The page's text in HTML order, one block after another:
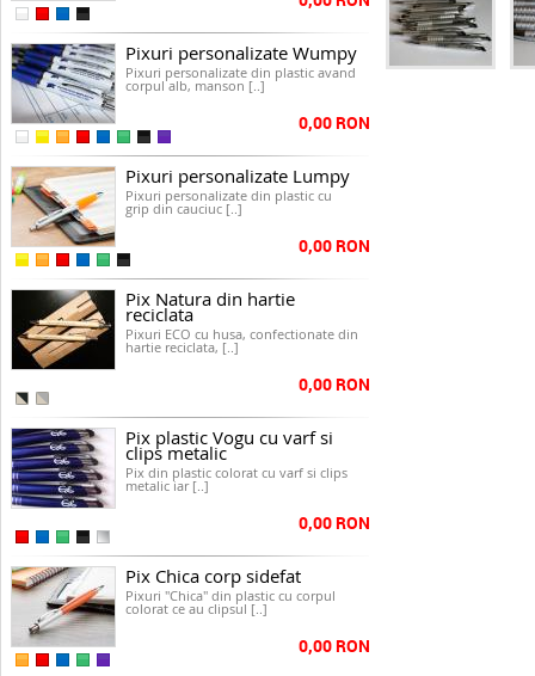
Pixuri personalizate Wumpy
Pixuri personalizate din plastic avand
corpul alb, manson [..]
0,00 RON
Pixuri personalizate Lumpy
Pixuri personalizate din plastic cu
grip din cauciuc [..]
0,00 RON
Pix Natura din hartie
reciclata
Pixuri ECO cu husa, confectionate din
hartie reciclata, [..]
0,00 RON
Pix plastic Vogu cu varf si
clips metalic
Pix din plastic colorat cu varf si clips
metalic iar [..]
0,00 RON
Pix Chica corp sidefat
Pixuri "Chica" din plastic cu corpul
colorat ce au clipsul [..]
0,00 RON